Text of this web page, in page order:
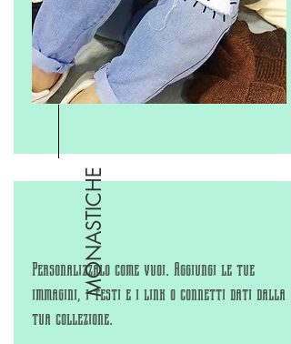
MONASTICHE
Personalizzalo come vuoi. Aggiungi le tue
immagini, i testi e i link o connetti dati dalla
tua collezione.